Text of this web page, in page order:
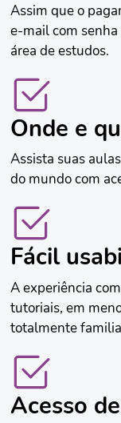
Assim que o
e-mail com
área de estudos.
Onde e
Assista suas
do mundo com
Fácil
A experiência
tutoriais, em
totalmente
Acesso